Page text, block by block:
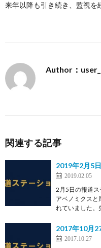
来年以降も引き続き、監視を
Author：
関連する記事
2019年2月5
2019.02.05
2月5日の報道
アベノミクスと
れていました
2017年10月
2017.10.27